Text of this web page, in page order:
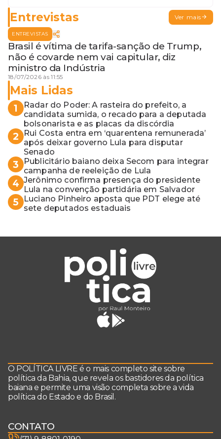
Entrevistas Ver mais
ENTREVISTAS
Brasil é vítima de tarifa-sanção de Trump,
não é covarde nem vai capitular, diz
ministro da Indústria
18/07/2026 às 11:55
Mais Lidas
1
Radar do Poder: A rasteira do prefeito, a
candidata sumida, o recado para a deputada
bolsonarista e as placas da discórdia
2
Rui Costa entra em ‘quarentena remunerada’
após deixar governo Lula para disputar
Senado
3
Publicitário baiano deixa Secom para integrar
campanha de reeleição de Lula
4 Jerônimo confirma presença do presidente
Lula na convenção partidária em Salvador
5
Luciano Pinheiro aposta que PDT elege até
sete deputados estaduais
O POLÍTICA LIVRE é o mais completo site sobre
política da Bahia, que revela os bastidores da política
baiana e permite uma visão completa sobre a vida
política do Estado e do Brasil.
CONTATO